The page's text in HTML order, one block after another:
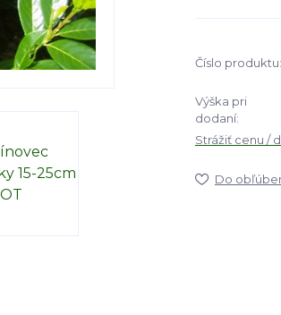
Číslo produktu:
Výška pri
dodaní:
Strážiť cenu /
Do